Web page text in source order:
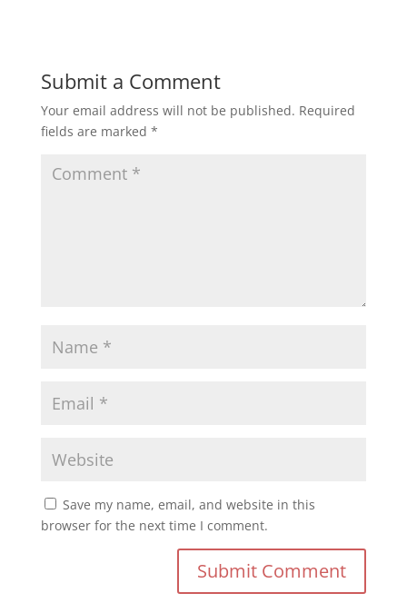
Submit a Comment
Your email address will not be published. Required
fields are marked *
Save my name, email, and website in this
browser for the next time I comment.